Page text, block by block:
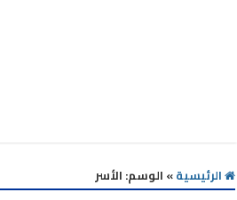
الرئيسية» الوسم: الأسر